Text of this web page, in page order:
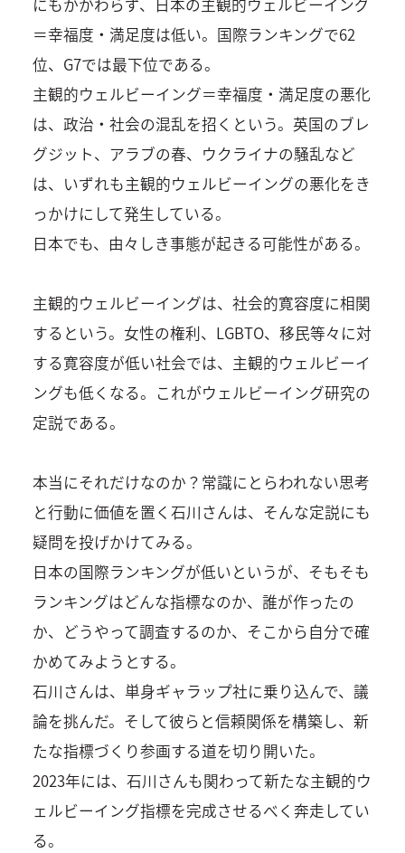
＝幸福度・満足度は低い。国際ランキングで62
位、G7では最下位である。
主観的ウェルビーイング＝幸福度・満足度の悪化
は、政治・社会の混乱を招くという。英国のブレ
グジット、アラブの春、ウクライナの騒乱など
は、いずれも主観的ウェルビーイングの悪化をき
っかけにして発生している。
日本でも、由々しき事態が起きる可能性がある。
主観的ウェルビーイングは、社会的寛容度に相関
するという。女性の権利、LGBTO、移民等々に対
する寛容度が低い社会では、主観的ウェルビーイ
ングも低くなる。これがウェルビーイング研究の
定説である。
本当にそれだけなのか？常識にとらわれない思考
と行動に価値を置く石川さんは、そんな定説にも
疑問を投げかけてみる。
日本の国際ランキングが低いというが、そもそも
ランキングはどんな指標なのか、誰が作ったの
か、どうやって調査するのか、そこから自分で確
かめてみようとする。
石川さんは、単身ギャラップ社に乗り込んで、議
論を挑んだ。そして彼らと信頼関係を構築し、新
たな指標づくり参画する道を切り開いた。
2023年には、石川さんも関わって新たな主観的ウ
ェルビーイング指標を完成させるべく奔走してい
る。